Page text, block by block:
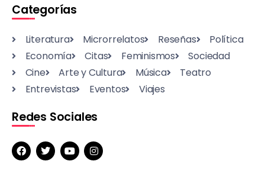
Categorías
Literatura Microrrelatos Reseñas
Política
Economía
Citas Feminismos
Sociedad
Cine
Arte y Cultura Música
Teatro
Entrevistas
Eventos Viajes
Redes Sociales